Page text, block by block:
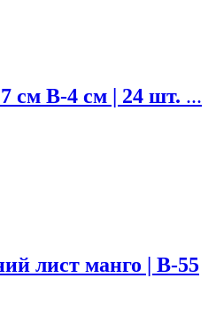
см В-4 см | 24 шт. ...
лист манго | В-55